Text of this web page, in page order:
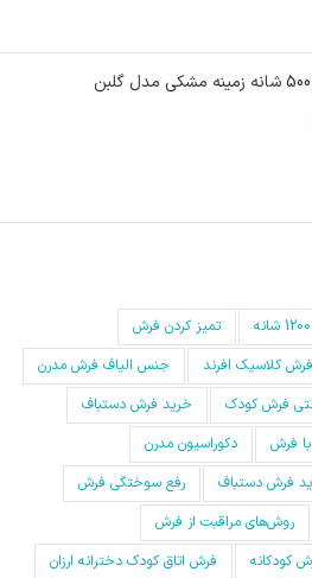
تمیز کردن فرش
کلاسیک افرند
جنس الیاف فرش مدرن
فرش کودک
خرید فرش دستباف
فرش
دکوراسیون مدرن
فرش دستباف
رفع سوختگی فرش
روش‌های مراقبت از فرش
کودکانه
فرش اتاق کودک دخترانه ارزان